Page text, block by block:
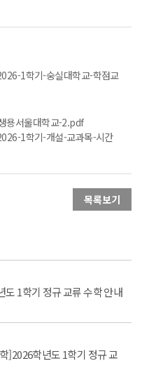
1학기-숭실대학교-학점교
용서울대학교-2.pdf
1학기-개설-교과목-시간
목록보기
1학기 정규 교류 수학 안내
]2026학년도 1학기 정규 교